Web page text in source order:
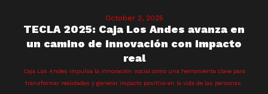
October 2, 2025
TECLA 2025: Caja Los Andes avanza en
un camino de innovación con impacto
real
Caja Los Andes impulsa la innovación social como una herramienta clave para
transformar realidades y generar impacto positivo en la vida de las personas.